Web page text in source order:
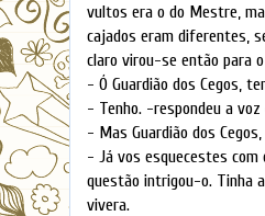
vultos era o do Mestre,
cajados eram diferentes,
claro virou-se então para
- Ó Guardião dos Cegos,
- Tenho. -respondeu a
- Mas Guardião dos
- Já vos esquecestes
questão intrigou-o. Tinha
vivera.